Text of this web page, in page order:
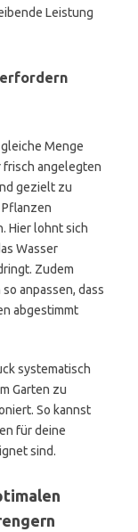
Leistung
Menge
frisch angelegten
gezielt zu
Hier lohnt sich
Wasser
Zudem
anpassen, dass
abgestimmt
systematisch
Garten zu
So kannst
für deine
sind.